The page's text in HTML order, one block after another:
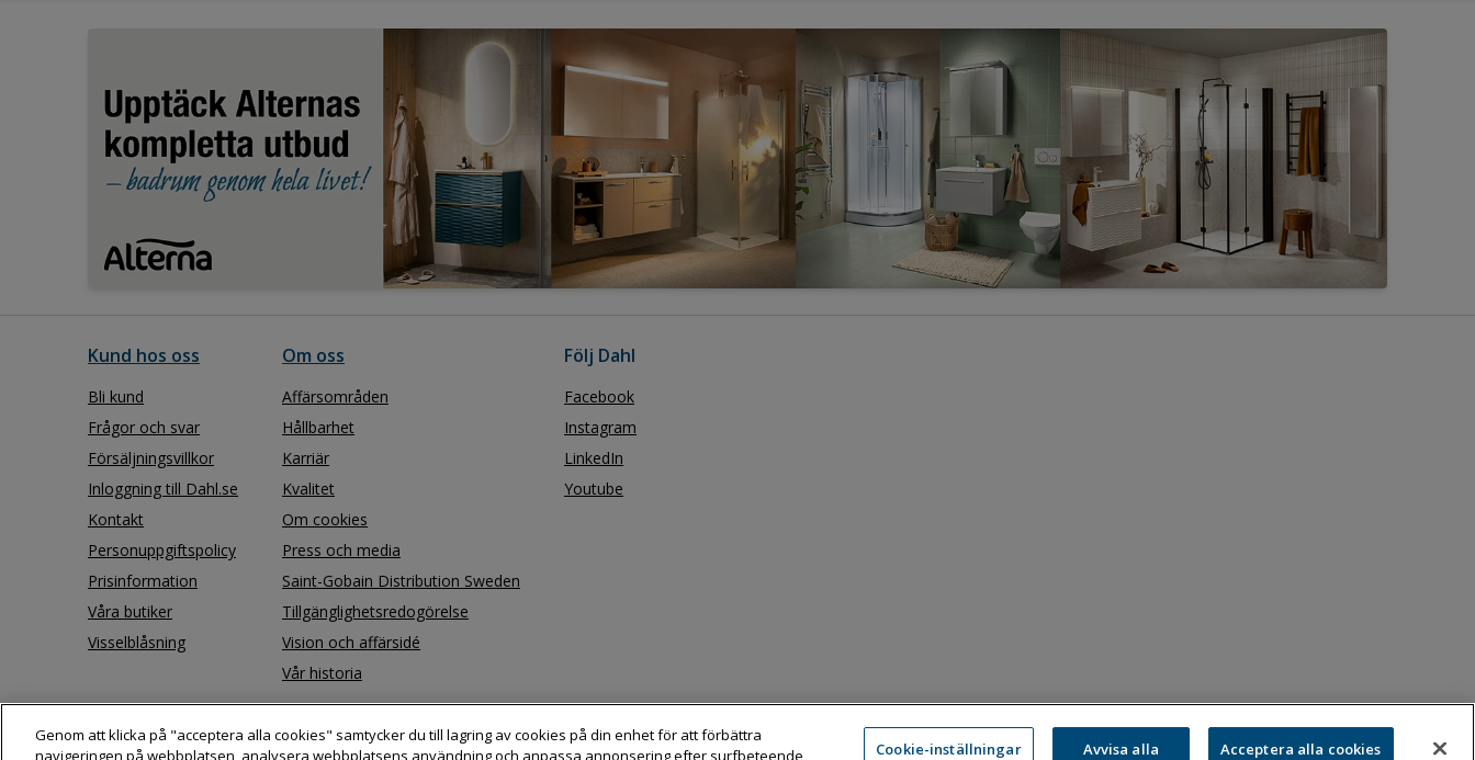
Kund hos oss
Bli kund
Frågor och svar
Försäljningsvillkor
Inloggning till Dahl.se
Kontakt
Personuppgiftspolicy
Prisinformation
Våra butiker
Visselblåsning
Om oss
Affärsområden
Hållbarhet
Karriär
Kvalitet
Om cookies
Press och media
Saint-Gobain Distribution Sweden
Tillgänglighetsredogörelse
Vision och affärsidé
Vår historia
Följ Dahl
Facebook
Instagram
LinkedIn
Youtube
Genom att klicka på "acceptera alla cookies" samtycker du till lagring av cookies på din enhet för att förbättra
navigeringen på webbplatsen, analysera webbplatsens användning och anpassa annonsering efter surfbeteende
Cookie-inställningar Avvisa alla Acceptera alla cookies